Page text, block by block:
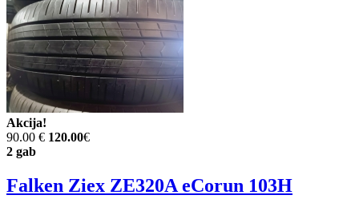
Akcija!
90.00 € 120.00€
2 gab
Falken Ziex ZE320A eCorun 103H